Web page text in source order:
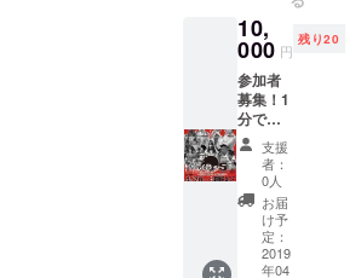
をお買
い求め
くだ
さって
いる方
が対象
になり
ます)ご
購入
は、 発
売所 ​・
（イー
種類か
らお選
びくだ
さい。
当日の
受付で
お渡し
いたし
ます。
「ご支
援の際
に、ご
希望の
10,
000 円
残り20
参加者
募集！1
分で倒
せば賞
金10万
円をそ
の場で
プロ
デュー
サーが
お渡し
支援
者：
0人
お届
け予
定：
2019
年04